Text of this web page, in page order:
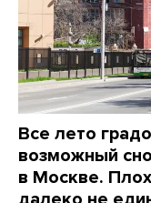
Все лето
возможный
в Москве.